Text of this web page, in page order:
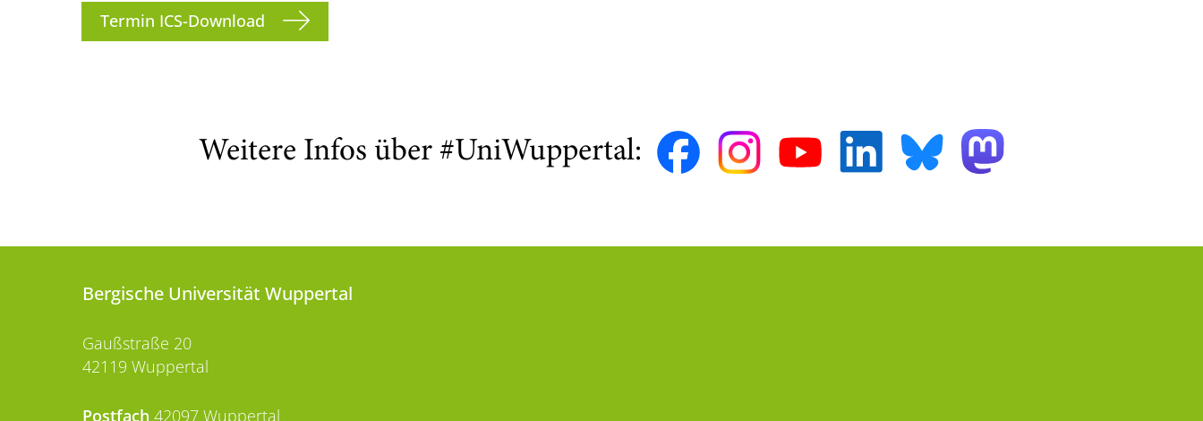
Termin ICS-Download
Weitere Infos über #UniWuppertal:
Bergische Universität Wuppertal
Gaußstraße 20
42119 Wuppertal
Postfach 42097 Wuppertal